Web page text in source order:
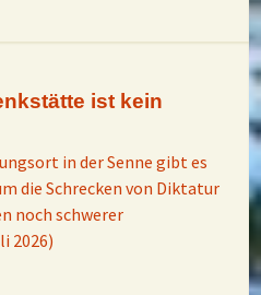
ist kein
in der Senne gibt es
die Schrecken von Diktatur
noch schwerer
2026)